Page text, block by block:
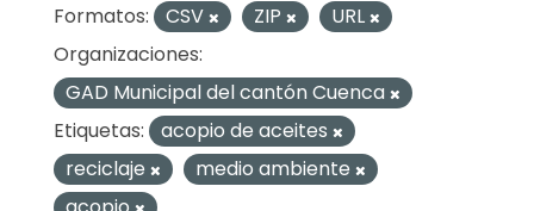
Formatos: CSV ZIP
URL
Organizaciones:
GAD Municipal del cantón Cuenca
Etiquetas:
acopio de aceites
reciclaje
medio ambiente